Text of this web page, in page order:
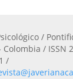
/
Colombia / ISSN
/